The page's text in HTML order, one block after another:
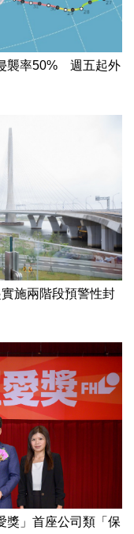
襲率50% 週五起外
施兩階段預警性封
」首座公司類「保